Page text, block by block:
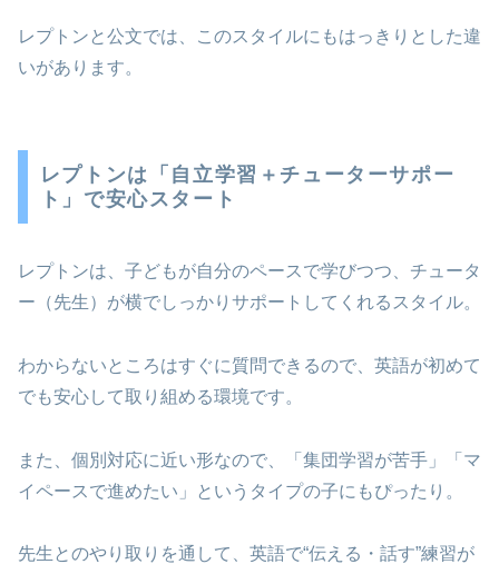
レプトンと公文では、このスタイルにもはっきりとした違
いがあります。
レプトンは「自立学習＋チューターサポー
ト」で安心スタート
レプトンは、子どもが自分のペースで学びつつ、チュータ
ー（先生）が横でしっかりサポートしてくれるスタイル。
わからないところはすぐに質問できるので、英語が初めて
でも安心して取り組める環境です。
また、個別対応に近い形なので、「集団学習が苦手」「マ
イペースで進めたい」というタイプの子にもぴったり。
先生とのやり取りを通して、英語で“伝える・話す”練習が